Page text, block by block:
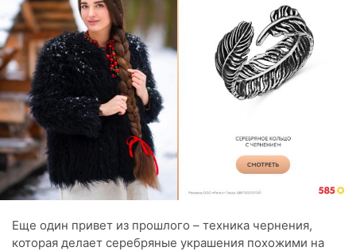
Еще один привет из прошлого – техника чернения,
которая делает серебряные украшения похожими на